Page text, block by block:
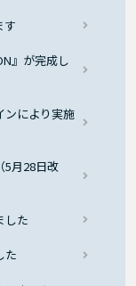
す
』が完成し
ンにより実施
5月28日改
した
た